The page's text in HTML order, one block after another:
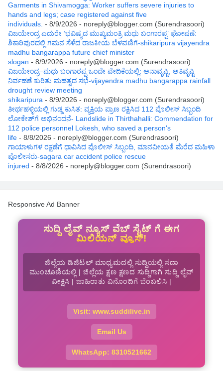
Garments in Shivamogga: Worker suffers severe injuries to
hands and legs; case registered against five
individuals. - 8/9/2026 - noreply@blogger.com (Surendrasoori)
ವಿಜಯೇಂದ್ರ ಎದುರೇ ‘ಭವಿಷ್ಯದ ಮುಖ್ಯಮಂತ್ರಿ ಮಧು ಬಂಗಾರಪ್ಪ’ ಘೋಷಣೆ:
ಶಿಕಾರಿಪುರದಲ್ಲಿ ಗಮನ ಸೆಳೆದ ರಾಜಕೀಯ ಬೆಳವಣಿಗೆ-shikaripura vijayendra
madhu bangarappa future chief minister
slogan - 8/9/2026 - noreply@blogger.com (Surendrasoori)
ವಿಜಯೇಂದ್ರ–ಮಧು ಬಂಗಾರಪ್ಪ ಒಂದೇ ವೇದಿಕೆಯಲ್ಲಿ: ಅನಾವೃಷ್ಟಿ, ಅತಿವೃಷ್ಟಿ
ನಿರ್ವಹಣೆ ಕುರಿತು ಮಹತ್ವದ ಸಭೆ-vijayendra madhu bangarappa rainfall
drought review meeting
shikaripura - 8/9/2026 - noreply@blogger.com (Surendrasoori)
ತೀರ್ಥಹಳ್ಳಿಯಲ್ಲಿ ಗುಡ್ಡ ಕುಸಿತ: ವ್ಯಕ್ತಿಯ ಪ್ರಾಣ ರಕ್ಷಿಸಿದ 112 ಪೊಲೀಸ್ ಸಿಬ್ಬಂದಿ
ಲೋಕೇಶ್‌ಗೆ ಅಭಿನಂದನೆ- Landslide in Thirthahalli: Commendation for
112 police personnel Lokesh, who saved a person's
life - 8/8/2026 - noreply@blogger.com (Surendrasoori)
ಗಾಯಾಳುಗಳ ರಕ್ಷಣೆಗೆ ಧಾವಿಸಿದ ಪೊಲೀಸ್ ಸಿಬ್ಬಂದಿ, ಮಾನವೀಯತೆ ಮೆರೆದ ಮಹಿಳಾ
ಪೊಲೀಸರು-sagara car accident police rescue
injured - 8/8/2026 - noreply@blogger.com (Surendrasoori)
Responsive Ad Banner
ಸುದ್ದಿ ಲೈವ್ ನ್ಯೂಸ್ ವೆಬ್ ಸೈಟ್ ಗೆ ಈಗ
ಮಿಲಿಯನ್ ವ್ಯೂಸ್!
ಜಿಲ್ಲೆಯ ಡಿಜಿಟಲ್ ಮಾಧ್ಯಮದಲ್ಲಿ ಸುದ್ದಿಯಲ್ಲಿ ಸದಾ
ಮುಂಚೂಣಿಯಲ್ಲಿ | ಜಿಲ್ಲೆಯ ಕ್ಷಣ ಕ್ಷಣದ ಸುದ್ದಿಗಾಗಿ ಸುದ್ದಿ ಲೈವ್
ವೀಕ್ಷಿಸಿ | ಜಾಹಿರಾತು ವಿನೊಂದಿಗೆ ಬೆಂಬಲಿಸಿ |
Visit: www.suddilive.in
Email Us
WhatsApp: 8310521662